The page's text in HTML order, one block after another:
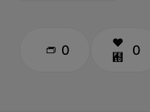
0 0